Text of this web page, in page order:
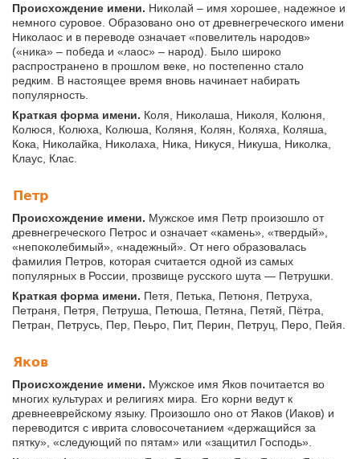
Происхождение имени. Николай – имя хорошее, надежное и
немного суровое. Образовано оно от древнегреческого имени
Николаос и в переводе означает «повелитель народов»
(«ника» – победа и «лаос» – народ). Было широко
распространено в прошлом веке, но постепенно стало
редким. В настоящее время вновь начинает набирать
популярность.
Краткая форма имени. Коля, Николаша, Николя, Колюня,
Колюся, Колюха, Колюша, Коляня, Колян, Коляха, Коляша,
Кока, Николайка, Николаха, Ника, Никуся, Никуша, Николка,
Клаус, Клас.
Петр
Происхождение имени. Мужское имя Петр произошло от
древнегреческого Петрос и означает «камень», «твердый»,
«непоколебимый», «надежный». От него образовалась
фамилия Петров, которая считается одной из самых
популярных в России, прозвище русского шута — Петрушки.
Краткая форма имени. Петя, Петька, Петюня, Петруха,
Петраня, Петря, Петруша, Петюша, Петяна, Петяй, Пётра,
Петран, Петрусь, Пер, Пеьро, Пит, Перин, Петруц, Перо, Пейя.
Яков
Происхождение имени. Мужское имя Яков почитается во
многих культурах и религиях мира. Его корни ведут к
древнееврейскому языку. Произошло оно от Яаков (Иаков) и
переводится с иврита словосочетанием «держащийся за
пятку», «следующий по пятам» или «защитил Господь».